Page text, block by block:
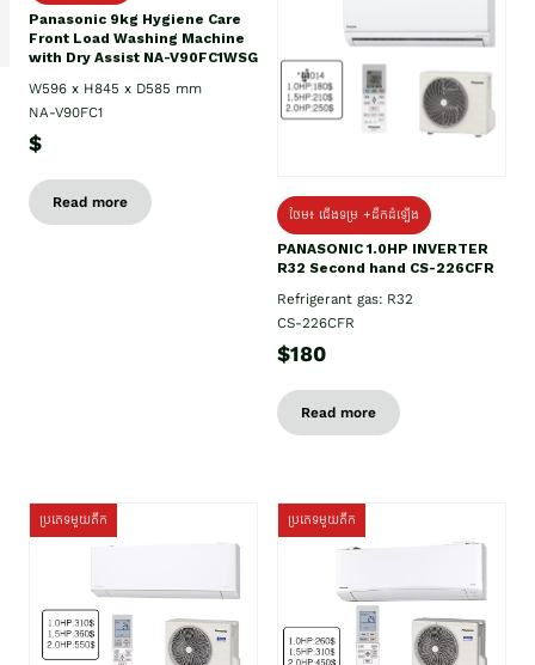
Panasonic 9kg Hygiene Care
Front Load Washing Machine
with Dry Assist NA-V90FC1WSG
W596 x H845 x D585 mm
NA-V90FC1
$
Read more
ថែម៖ ជើងទម្រ +ដឹកដំឡើង
PANASONIC 1.0HP INVERTER
R32 Second hand CS-226CFR
Refrigerant gas: R32
CS-226CFR
$180
Read more
ប្រភេទមួយតឹក ប្រភេទមួយតឹក